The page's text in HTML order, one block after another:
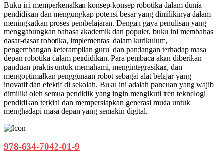
Buku ini memperkenalkan konsep-konsep robotika dalam dunia
pendidikan dan mengungkap potensi besar yang dimilikinya dalam
meningkatkan proses pembelajaran. Dengan gaya penulisan yang
menggabungkan bahasa akademik dan populer, buku ini membahas
dasar-dasar robotika, implementasi dalam kurikulum,
pengembangan keterampilan guru, dan pandangan terhadap masa
depan robotika dalam pendidikan. Para pembaca akan diberikan
panduan praktis untuk memahami, mengintegrasikan, dan
mengoptimalkan penggunaan robot sebagai alat belajar yang
inovatif dan efektif di sekolah. Buku ini adalah panduan yang wajib
dimiliki oleh semua pendidik yang ingin mengikuti tren teknologi
pendidikan terkini dan mempersiapkan generasi muda untuk
menghadapi masa depan yang semakin digital.
978-634-7042-01-9